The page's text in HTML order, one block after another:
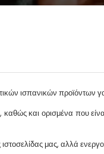
ισπανικών προϊόντων
και ορισμένα που
μας, αλλά